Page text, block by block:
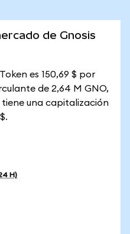
de Gnosis
es 150,69 $ por
de 2,64 M GNO,
tiene una capitalización
H)